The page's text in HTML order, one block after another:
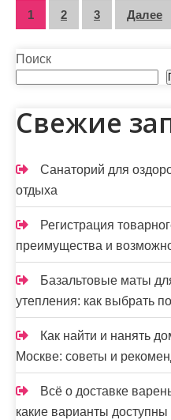
П
а
г
и
н
а
ц
и
я
з
а
п
и
с
1 2 3 Далее
Поиск
Свежие
Санаторий для
отдыха
Регистрация
преимущества и
Базальтовые маты
утепления: как выбрать
Как найти и нанять
Москве: советы и
Всё о доставке
какие варианты доступны